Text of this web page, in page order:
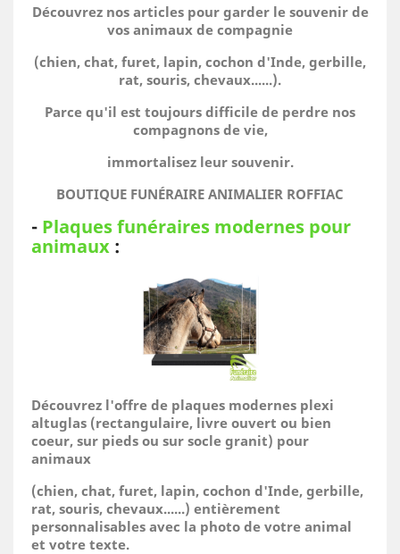
Découvrez nos articles pour garder le souvenir de
vos animaux de compagnie
(chien, chat, furet, lapin, cochon d'Inde, gerbille,
rat, souris, chevaux......).
Parce qu'il est toujours difficile de perdre nos
compagnons de vie,
immortalisez leur souvenir.
BOUTIQUE FUNÉRAIRE ANIMALIER ROFFIAC
- Plaques funéraires modernes pour
animaux :
Découvrez l'offre de plaques modernes plexi
altuglas (rectangulaire, livre ouvert ou bien
coeur, sur pieds ou sur socle granit) pour
animaux
(chien, chat, furet, lapin, cochon d'Inde, gerbille,
rat, souris, chevaux......) entièrement
personnalisables avec la photo de votre animal
et votre texte.